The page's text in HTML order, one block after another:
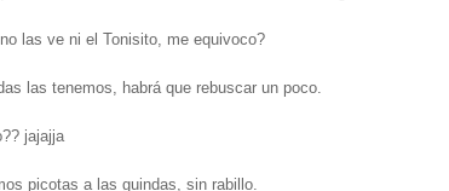
las ve ni el Tonisito, me equivoco?
las tenemos, habrá que rebuscar un poco.
jajajja
picotas a las guindas, sin rabillo.